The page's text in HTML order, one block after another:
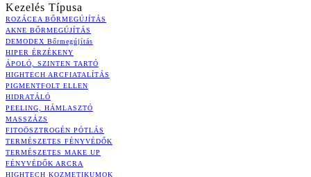
Kezelés Típusa
ROZÁCEA BŐRMEGÚJÍTÁS
AKNE BŐRMEGÚJÍTÁS
DEMODEX Bőrmegújítás
HIPER ÉRZÉKENY
ÁPOLÓ, SZINTEN TARTÓ
HIGHTECH ARCFIATALÍTÁS
PIGMENTFOLT ELLEN
HIDRATÁLÓ
PEELING, HÁMLASZTÓ
MASSZÁZS
FITOÖSZTROGÉN PÓTLÁS
TERMÉSZETES FÉNYVÉDŐK
TERMÉSZETES MAKE UP
FÉNYVÉDŐK ARCRA
HIGHTECH KOZMETIKUMOK